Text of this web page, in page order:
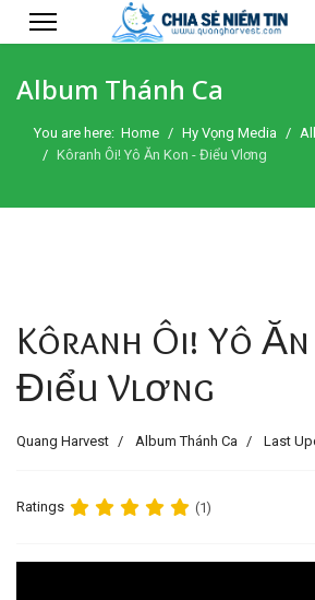
Album Thánh Ca
You are here: Home Hy Vọng Media
Kôranh Ôi! Yô Ăn Kon - Điểu Vlơng
Kôranh Ôi! Yô
Điểu Vlơng
Quang Harvest Album Thánh Ca Last
Ratings (1)